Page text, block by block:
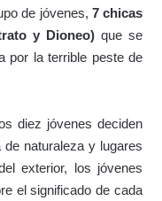
de jóvenes, 7 chicas
y Dioneo)que se
por la terrible peste de
diez jóvenes deciden
naturaleza y lugares
exterior, los jóvenes
el significado de cada